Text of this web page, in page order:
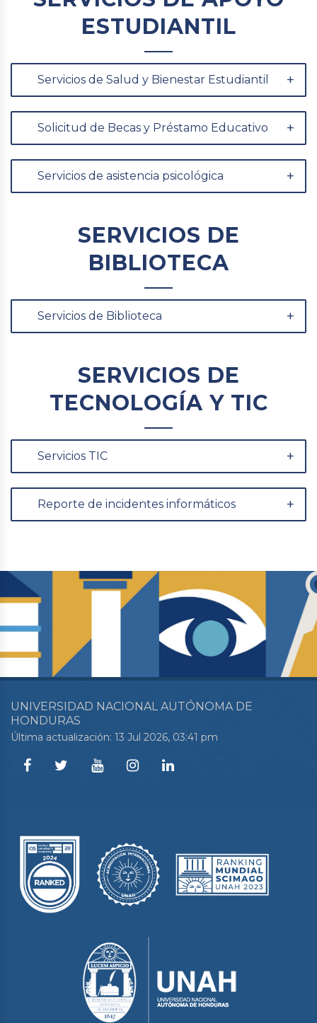
ESTUDIANTIL
Servicios de Salud y Bienestar Estudiantil
Solicitud de Becas y Préstamo Educativo
Servicios de asistencia psicológica
SERVICIOS DE
BIBLIOTECA
Servicios de Biblioteca
SERVICIOS DE
TECNOLOGÍA Y TIC
Servicios TIC
Reporte de incidentes informáticos
UNIVERSIDAD NACIONAL AUTÓNOMA DE
HONDURAS
Última actualización: 13 Jul 2026, 03:41 pm